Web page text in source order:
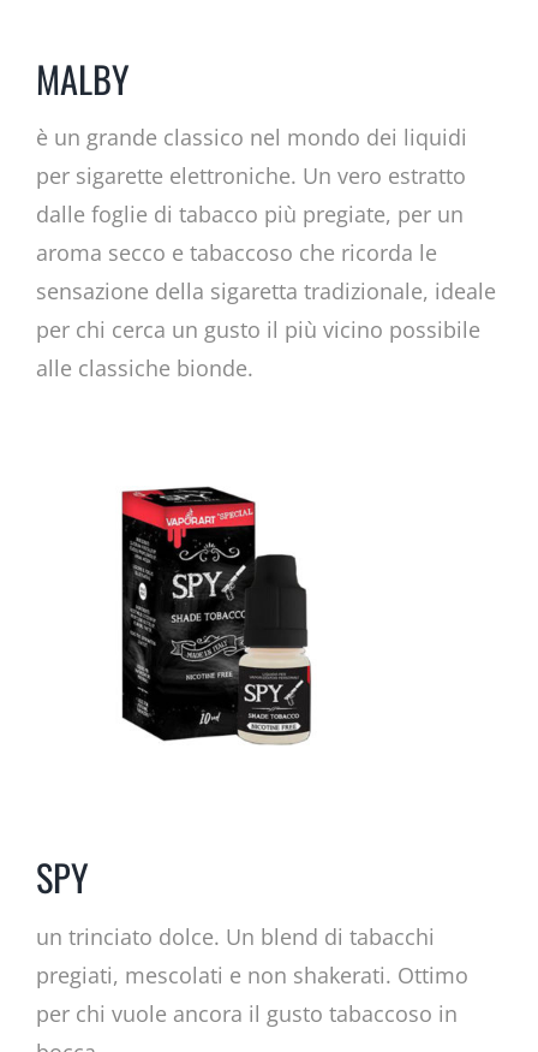
MALBY
è un grande classico nel mondo dei liquidi
per sigarette elettroniche. Un vero estratto
dalle foglie di tabacco più pregiate, per un
aroma secco e tabaccoso che ricorda le
sensazione della sigaretta tradizionale, ideale
per chi cerca un gusto il più vicino possibile
alle classiche bionde.
SPY
un trinciato dolce. Un blend di tabacchi
pregiati, mescolati e non shakerati. Ottimo
per chi vuole ancora il gusto tabaccoso in